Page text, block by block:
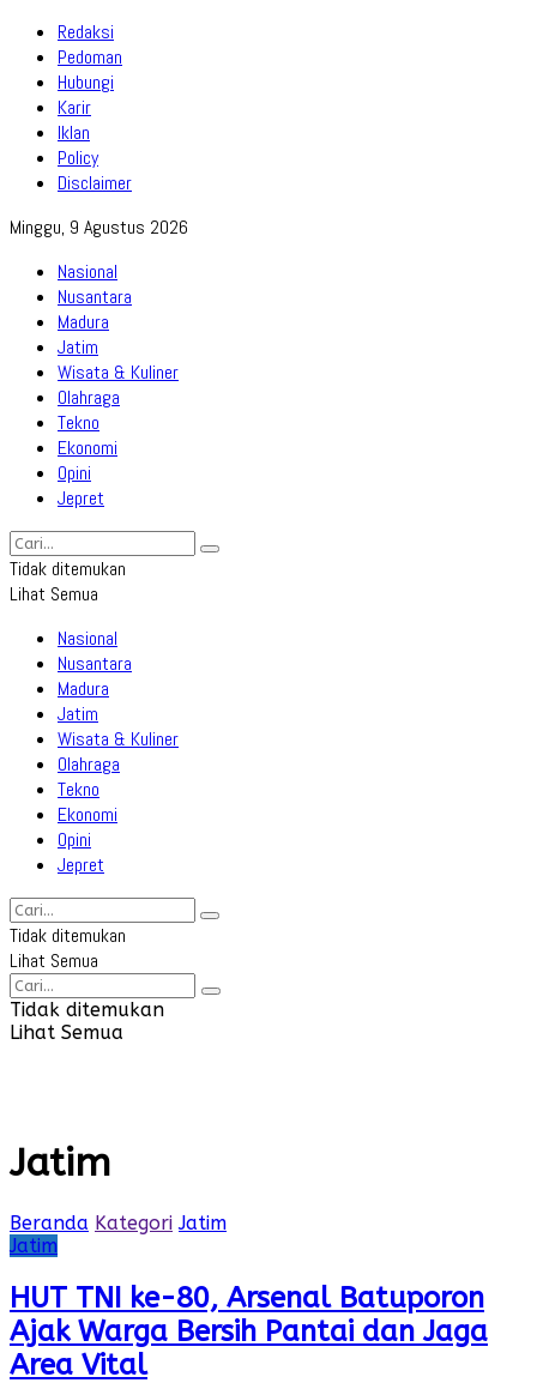
Redaksi
Pedoman
Hubungi
Karir
Iklan
Policy
Disclaimer
Minggu, 9 Agustus 2026
Nasional
Nusantara
Madura
Jatim
Wisata & Kuliner
Olahraga
Tekno
Ekonomi
Opini
Jepret
Tidak ditemukan
Lihat Semua
Nasional
Nusantara
Madura
Jatim
Wisata & Kuliner
Olahraga
Tekno
Ekonomi
Opini
Jepret
Tidak ditemukan
Lihat Semua
Tidak ditemukan
Lihat Semua
Jatim
Beranda Kategori Jatim
Jatim
HUT TNI ke-80, Arsenal Batuporon
Ajak Warga Bersih Pantai dan Jaga
Area Vital